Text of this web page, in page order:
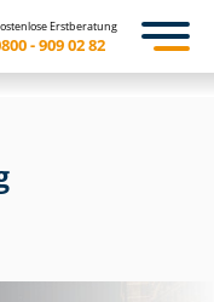
Erstberatung
- 909 02 82